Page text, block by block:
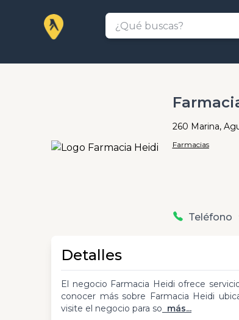
260 Marina,
Farmacias
Teléfono
Detalles
El negocio Farmacia Heidi ofrece
conocer más sobre Farmacia Heidi
visite el negocio para so más...